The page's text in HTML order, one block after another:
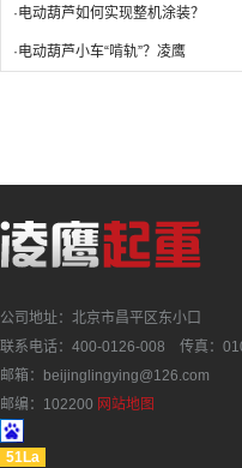
·电动葫芦如何实现整机涂装？
·电动葫芦小车“啃轨”？凌鹰
公司地址：北京市昌平区东小口
联系电话：400-0126-008 传真：
邮箱：beijinglingying@126.com
邮编：102200 网站地图
51La